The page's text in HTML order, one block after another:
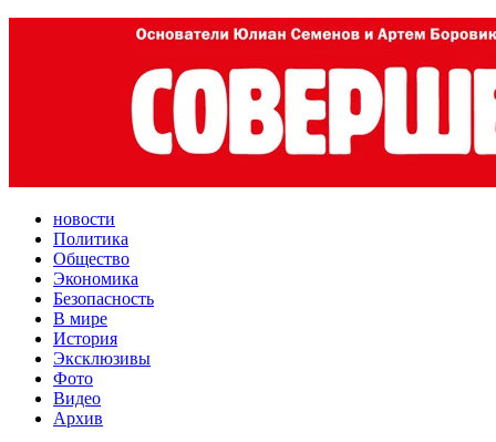
новости
Политика
Общество
Экономика
Безопасность
В мире
История
Эксклюзивы
Фото
Видео
Архив